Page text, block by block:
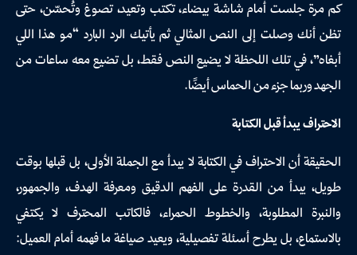
كم مرة جلست أمام شاشة بيضاء، تكتب وتعيد، تصوغ وتُحسّن، حتى
تظن أنك وصلت إلى النص المثالي ثم يأتيك الرد البارد “مو هذا اللي
أبغاه”، في تلك اللحظة لا يضيع النص فقط، بل تضيع معه ساعات من
الجهد وربما جزء من الحماس أيضًا.
الاحتراف يبدأ قبل الكتابة
الحقيقة أن الاحتراف في الكتابة لا يبدأ مع الجملة الأولى، بل قبلها بوقت
طويل، يبدأ من القدرة على الفهم الدقيق ومعرفة الهدف، والجمهور،
والنبرة المطلوبة، والخطوط الحمراء، فالكاتب المحترف لا يكتفي
بالاستماع، بل يطرح أسئلة تفصيلية، ويعيد صياغة ما فهمه أمام العميل: